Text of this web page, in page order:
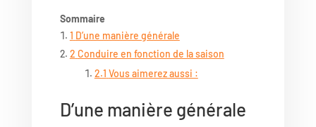
Sommaire
1 D’une manière générale
2 Conduire en fonction de la saison
2.1 Vous aimerez aussi :
D’une manière générale